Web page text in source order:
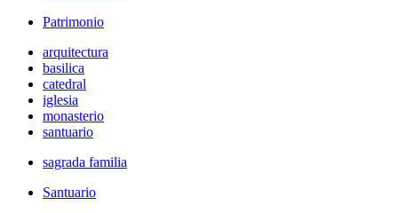
Patrimonio
arquitectura
basilica
catedral
iglesia
monasterio
santuario
sagrada familia
Santuario